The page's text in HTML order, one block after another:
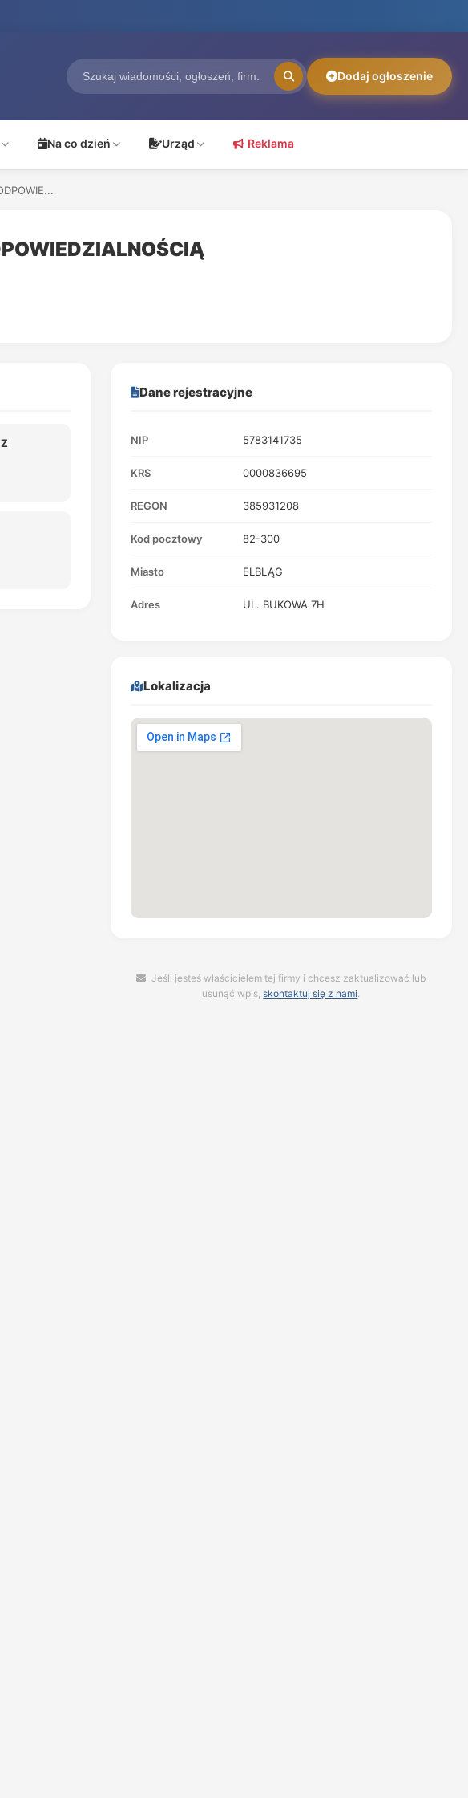
Dodaj ogłoszenie
Na co dzień Urząd Reklama
Dane rejestracyjne
NIP 5783141735
KRS 0000836695
REGON 385931208
Kod pocztowy 82-300
Miasto ELBLĄG
Adres UL. BUKOWA 7H
Lokalizacja
Jeśli jesteś właścicielem tej firmy i chcesz zaktualizować lub
usunąć wpis,skontaktuj się z nami.